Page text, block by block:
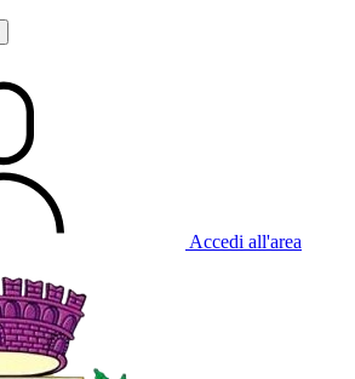
Accedi all'area